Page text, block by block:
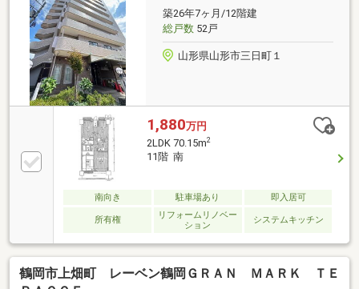
築26年7ヶ月/12階建
総戸数52戸
山形県山形市三日町１
1,880万円
2LDK 70.15m2
11階 南
南向き 駐車場あり 即入居可
所有権
リフォームリノベー
ション
システムキッチン
鶴岡市上畑町 レーベン鶴岡ＧＲＡＮ ＭＡＲＫ ＴＥ